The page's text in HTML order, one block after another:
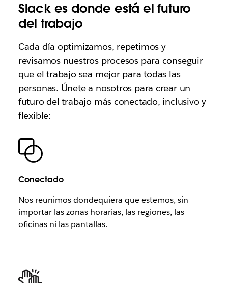
Slack es donde está el futuro
del trabajo
Cada día optimizamos, repetimos y
revisamos nuestros procesos para conseguir
que el trabajo sea mejor para todas las
personas. Únete a nosotros para crear un
futuro del trabajo más conectado, inclusivo y
flexible:
Conectado
Nos reunimos dondequiera que estemos, sin
importar las zonas horarias, las regiones, las
oficinas ni las pantallas.